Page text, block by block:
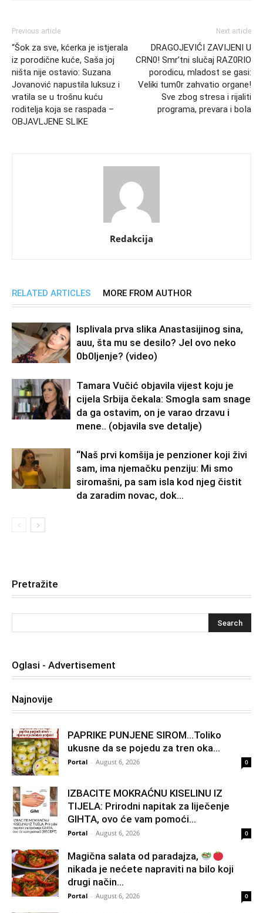
Previous article
“Šok za sve, kćerka je istjerala
iz porodične kuće, Saša joj
ništa nije ostavio: Suzana
Jovanović napustila luksuz i
vratila se u trošnu kuću
roditelja koja se raspada –
OBJAVLJENE SLIKE
Next article
DRAGOJEVIĆI ZAVIJENI U
CRN0! Smr’tni slučaj RAZ0RIO
porodicu, mladost se gasi:
Veliki tum0r zahvatio organe!
Sve zbog stresa i rijaliti
programa, prevara i boIa
Redakcija
RELATED ARTICLES MORE FROM AUTHOR
Isplivala prva slika Anastasijinog sina,
auu, šta mu se desilo? Jel ovo neko
0b0Ijenje? (video)
Tamara Vučić objavila vijest koju je
cijela Srbija čekala: Smogla sam snage
da ga ostavim, on je varao drzavu i
mene.. (objavila sve detalje)
“Naš prvi komšija je penzioner koji živi
sam, ima njemačku penziju: Mi smo
siromašni, pa sam isla kod njeg čistit
da zaradim novac, dok...
Pretražite
Oglasi - Advertisement
Najnovije
PAPRIKE PUNJENE SIROM…Toliko
ukusne da se pojedu za tren oka…
Portal - August 6, 2026 0
IZBACITE MOKRAĆNU KISELINU IZ
TIJELA: Prirodni napitak za liječenje
GIHTA, ovo će vam pomoći...
Portal - August 6, 2026 0
Magična salata od paradajza,
nikada je nećete napraviti na bilo koji
drugi način…
Portal - August 6, 2026 0